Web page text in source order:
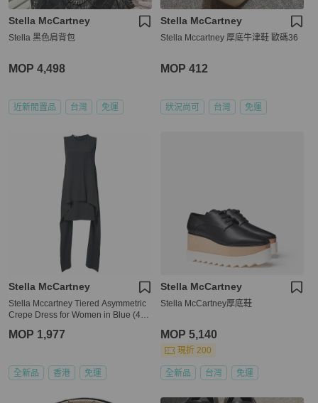
Stella McCartney
Stella 黑色肩背包
MOP 4,498
近新閒置品 台灣 免運
Stella McCartney
Stella Mccartney 厚底牛津鞋 歐碼36
MOP 412
狀況尚可 台灣 免運
Stella McCartney
Stella Mccartney Tiered Asymmetric
Crepe Dress for Women in Blue (495
MOP 1,977
全新品 香港 免運
Stella McCartney
Stella McCartney‎厚底鞋
MOP 5,140
現折 200
全新品 台灣 免運